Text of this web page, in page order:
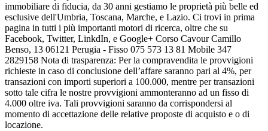
immobiliare di fiducia, da 30 anni gestiamo le proprietà più belle ed
esclusive dell'Umbria, Toscana, Marche, e Lazio. Ci trovi in prima
pagina in tutti i più importanti motori di ricerca, oltre che su
Facebook, Twitter, LinkdIn, e Google+ Corso Cavour Camillo
Benso, 13 06121 Perugia - Fisso 075 573 13 81 Mobile 347
2829158 Nota di trasparenza: Per la compravendita le provvigioni
richieste in caso di conclusione dell’affare saranno pari al 4%, per
transazioni con importi superiori a 100.000, mentre per transazioni
sotto tale cifra le nostre provvigioni ammonteranno ad un fisso di
4.000 oltre iva. Tali provvigioni saranno da corrispondersi al
momento di accettazione delle relative proposte di acquisto e o di
locazione.